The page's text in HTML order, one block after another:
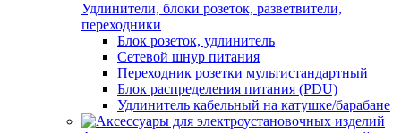
Удлинители, блоки розеток, разветвители,
переходники
Блок розеток, удлинитель
Сетевой шнур питания
Переходник розетки мультистандартный
Блок распределения питания (PDU)
Удлинитель кабельный на катушке/барабане